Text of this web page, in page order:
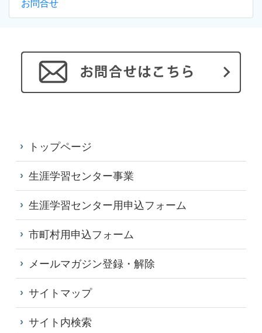
お問合せ
トップページ
生涯学習センター事業
生涯学習センター用申込フォーム
市町村用申込フォーム
メールマガジン登録・解除
サイトマップ
サイト内検索